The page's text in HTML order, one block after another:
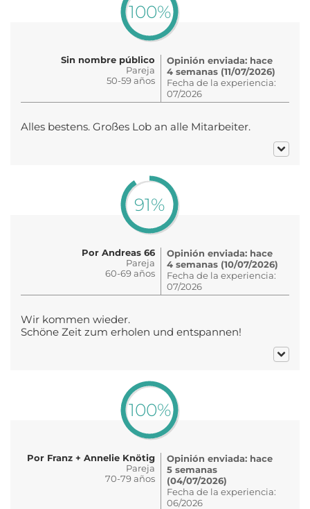
100%
Sin nombre público
Pareja
50-59 años
Opinión enviada: hace
4 semanas (11/07/2026)
Fecha de la experiencia:
07/2026
Alles bestens. Großes Lob an alle Mitarbeiter.
91%
Por Andreas 66
Pareja
60-69 años
Opinión enviada: hace
4 semanas (10/07/2026)
Fecha de la experiencia:
07/2026
Wir kommen wieder.
Schöne Zeit zum erholen und entspannen!
100%
Por Franz + Annelie Knötig
Pareja
70-79 años
Opinión enviada: hace
5 semanas
(04/07/2026)
Fecha de la experiencia:
06/2026